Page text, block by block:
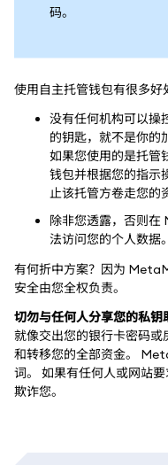
码。
使用自主托管钱包有很多好
没有任何机构可以操
的钥匙，就不是你的
如果您使用的是托管
钱包并根据您的指示
止该托管方卷走您的
除非您透露，否则
法访问您的个人数据。
有何折中方案？因为
安全由您全权负责。
切勿与任何人分享您的私钥
就像交出您的银行卡密码
和转移您的全部资金。
词。 如果有任何人或网站
欺诈您。